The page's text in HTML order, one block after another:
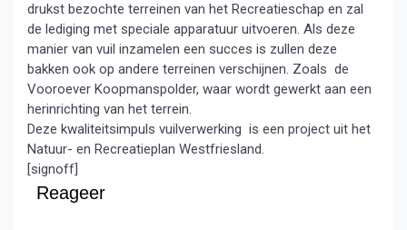
drukst bezochte terreinen van het Recreatieschap en zal
de lediging met speciale apparatuur uitvoeren. Als deze
manier van vuil inzamelen een succes is zullen deze
bakken ook op andere terreinen verschijnen. Zoals de
Vooroever Koopmanspolder, waar wordt gewerkt aan een
herinrichting van het terrein.
Deze kwaliteitsimpuls vuilverwerking is een project uit het
Natuur- en Recreatieplan Westfriesland.
[signoff]
Reageer